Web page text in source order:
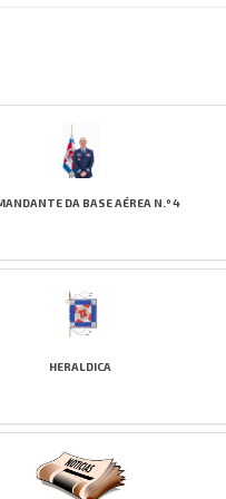
DA BASE AÉREA N.º 4
HERALDICA